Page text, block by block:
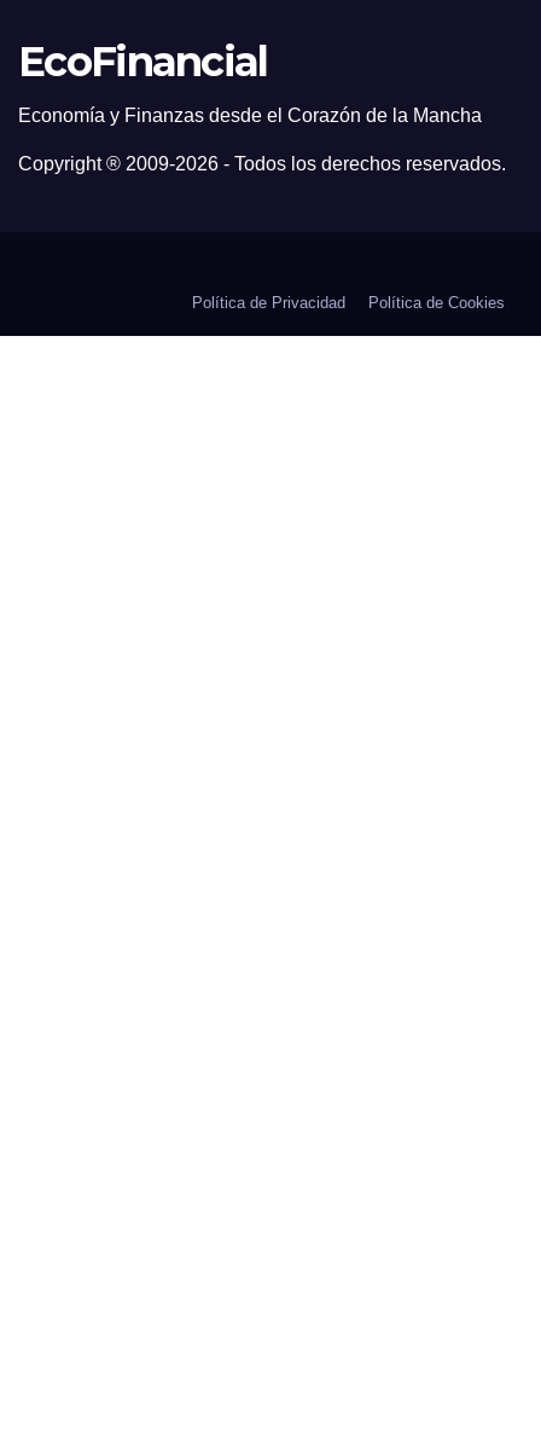
EcoFinancial
Economía y Finanzas desde el Corazón de la Mancha
Copyright ® 2009-2026 - Todos los derechos reservados.
Política de Privacidad Política de Cookies